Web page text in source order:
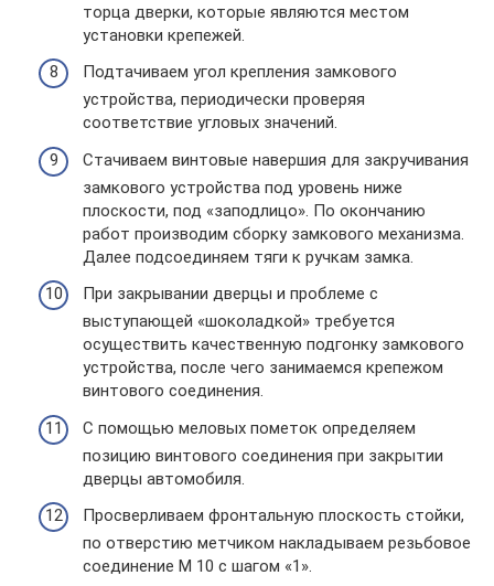
торца дверки, которые являются местом
установки крепежей.
Подтачиваем угол крепления замкового
устройства, периодически проверяя
соответствие угловых значений.
Стачиваем винтовые навершия для закручивания
замкового устройства под уровень ниже
плоскости, под «заподлицо». По окончанию
работ производим сборку замкового механизма.
Далее подсоединяем тяги к ручкам замка.
При закрывании дверцы и проблеме с
выступающей «шоколадкой» требуется
осуществить качественную подгонку замкового
устройства, после чего занимаемся крепежом
винтового соединения.
С помощью меловых пометок определяем
позицию винтового соединения при закрытии
дверцы автомобиля.
Просверливаем фронтальную плоскость стойки,
по отверстию метчиком накладываем резьбовое
соединение М 10 с шагом «1».